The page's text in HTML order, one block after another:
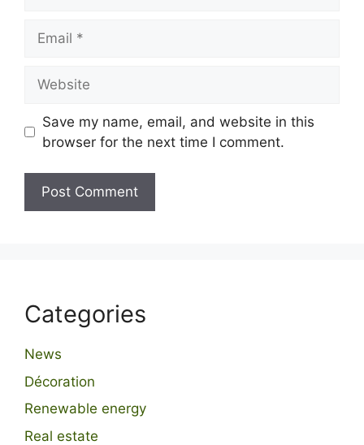
Save my name, email, and website in this
browser for the next time I comment.
Categories
News
Décoration
Renewable energy
Real estate